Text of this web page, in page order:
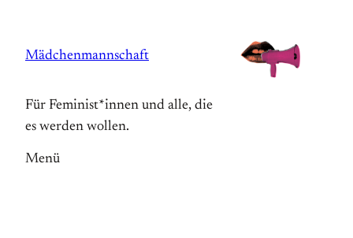
springen
Mädchenmannschaft
Für Feminist*innen und alle, die
es werden wollen.
Menü